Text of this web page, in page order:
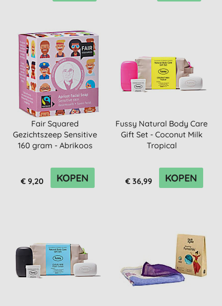
Fair Squared
Gezichtszeep Sensitive
160 gram - Abrikoos
€ 9,20 KOPEN
Fussy Natural Body Care
Gift Set - Coconut Milk
Tropical
€ 36,99 KOPEN